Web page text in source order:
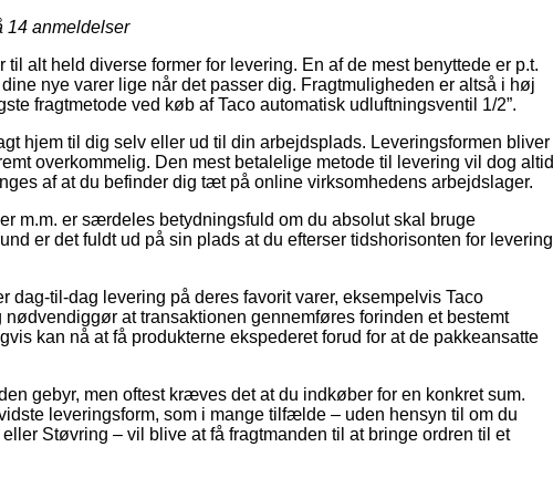
14 anmeldelser
alt held diverse former for levering. En af de mest benyttede er p.t.
nye varer lige når det passer dig. Fragtmuligheden er altså i høj
fragtmetode ved køb af Taco automatisk udluftningsventil 1/2”.
hjem til dig selv eller ud til din arbejdsplads. Leveringsformen bliver
overkommelig. Den mest betalelige metode til levering vil dog altid
af at du befinder dig tæt på online virksomhedens arbejdslager.
m.m. er særdeles betydningsfuld om du absolut skal bruge
er det fuldt ud på sin plads at du efterser tidshorisonten for levering
dag-til-dag levering på deres favorit varer, eksempelvis Taco
at transaktionen gennemføres forinden et bestemt
kan nå at få produkterne ekspederet forud for at de pakkeansatte
gebyr, men oftest kræves det at du indkøber for en konkret sum.
leveringsform, som i mange tilfælde – uden hensyn til om du
Støvring – vil blive at få fragtmanden til at bringe ordren til et